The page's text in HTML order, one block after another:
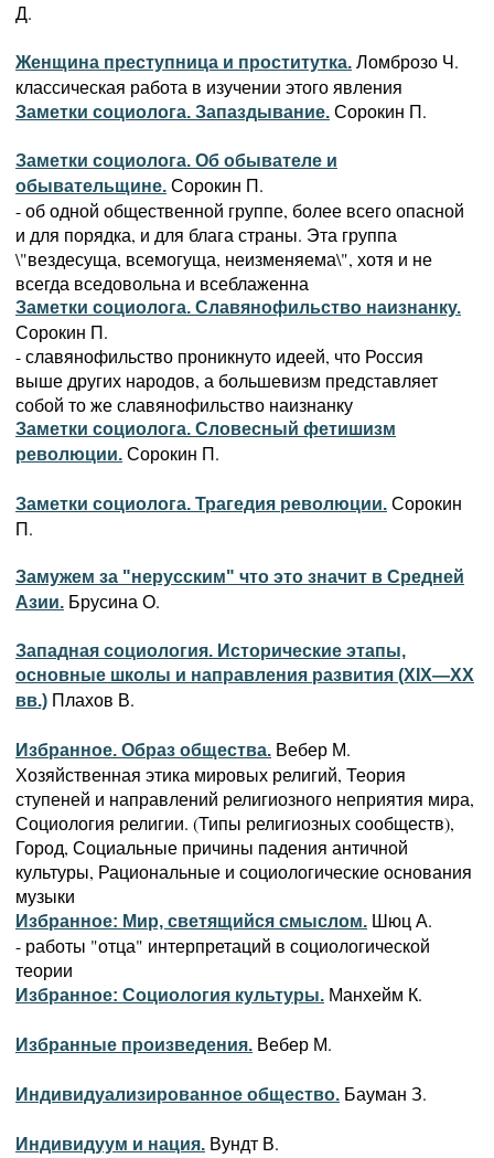
Д.
Женщина преступница и проститутка. Ломброзо Ч.
классическая работа в изучении этого явления
Заметки социолога. Запаздывание. Сорокин П.
Заметки социолога. Об обывателе и
обывательщине. Сорокин П.
- об одной общественной группе, более всего опасной
и для порядка, и для блага страны. Эта группа
\"вездесуща, всемогуща, неизменяема\", хотя и не
всегда вседовольна и всеблаженна
Заметки социолога. Славянофильство наизнанку.
Сорокин П.
- славянофильство проникнуто идеей, что Россия
выше других народов, а большевизм представляет
собой то же славянофильство наизнанку
Заметки социолога. Словесный фетишизм
революции. Сорокин П.
Заметки социолога. Трагедия революции. Сорокин
П.
Замужем за "нерусским" что это значит в Средней
Азии. Брусина О.
Западная социология. Исторические этапы,
основные школы и направления развития (XIX—XX
вв.) Плахов В.
Избранное. Образ общества. Вебер М.
Хозяйственная этика мировых религий, Теория
ступеней и направлений религиозного неприятия мира,
Социология религии. (Типы религиозных сообществ),
Город, Социальные причины падения античной
культуры, Рациональные и социологические основания
музыки
Избранное: Мир, светящийся смыслом. Шюц А.
- работы "отца" интерпретаций в социологической
теории
Избранное: Социология культуры. Манхейм К.
Избранные произведения. Вебер М.
Индивидуализированное общество. Бауман З.
Индивидуум и нация. Вундт В.